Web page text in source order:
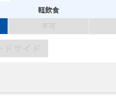
軽飲食